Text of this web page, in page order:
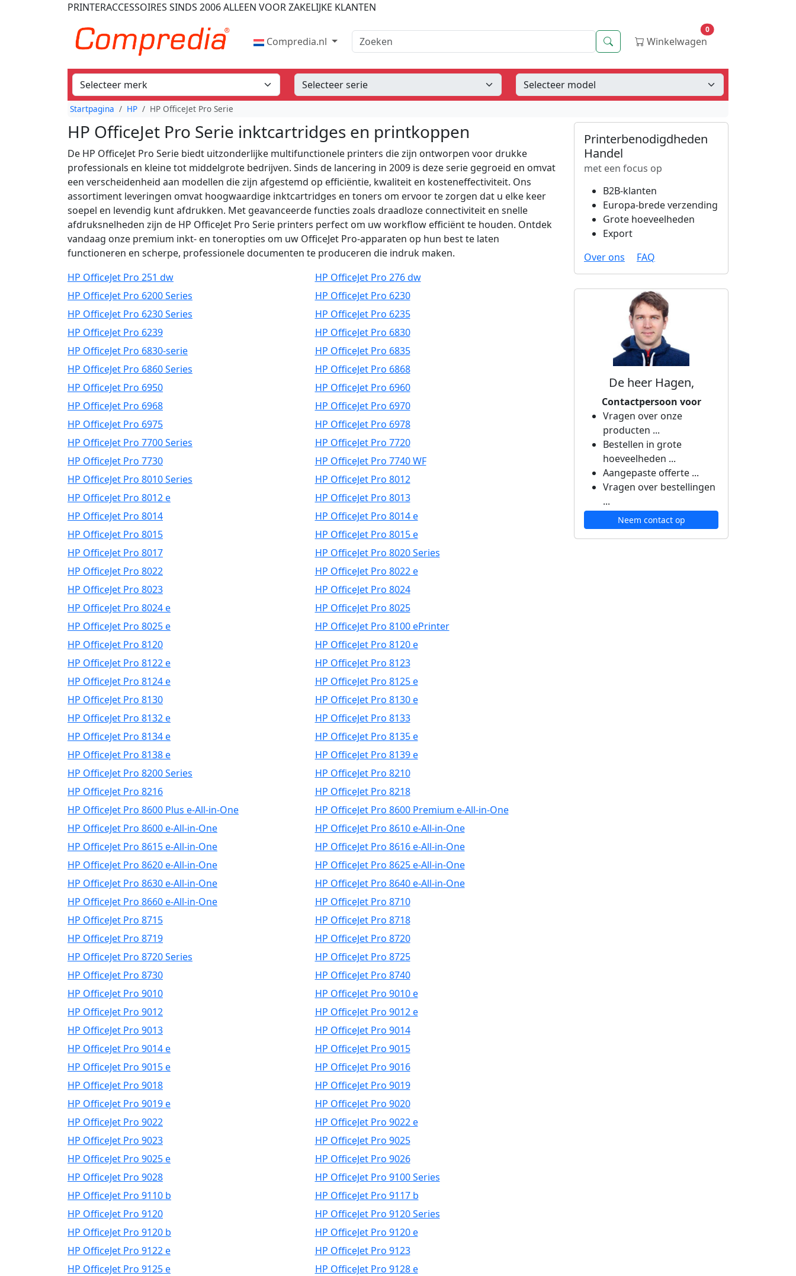
PRINTERACCESSOIRES SINDS 2006ALLEEN VOOR ZAKELIJKE KLANTEN
Compredia.nl Zoeken Zoeken Winkelwagen
0
Startpagina HP HP OfficeJet Pro Serie
HP OfficeJet Pro Serie inktcartridges en printkoppen
De HP OfficeJet Pro Serie biedt uitzonderlijke multifunctionele printers die zijn ontworpen voor drukke
professionals en kleine tot middelgrote bedrijven. Sinds de lancering in 2009 is deze serie gegroeid en omvat
een verscheidenheid aan modellen die zijn afgestemd op efficiëntie, kwaliteit en kosteneffectiviteit. Ons
assortiment leveringen omvat hoogwaardige inktcartridges en toners om ervoor te zorgen dat u elke keer
soepel en levendig kunt afdrukken. Met geavanceerde functies zoals draadloze connectiviteit en snelle
afdruksnelheden zijn de HP OfficeJet Pro Serie printers perfect om uw workflow efficiënt te houden. Ontdek
vandaag onze premium inkt- en toneropties om uw OfficeJet Pro-apparaten op hun best te laten
functioneren en scherpe, professionele documenten te produceren die indruk maken.
HP OfficeJet Pro 251 dw
HP OfficeJet Pro 276 dw
HP OfficeJet Pro 6200 Series
HP OfficeJet Pro 6230
HP OfficeJet Pro 6230 Series
HP OfficeJet Pro 6235
HP OfficeJet Pro 6239
HP OfficeJet Pro 6830
HP OfficeJet Pro 6830-serie
HP OfficeJet Pro 6835
HP OfficeJet Pro 6860 Series
HP OfficeJet Pro 6868
HP OfficeJet Pro 6950
HP OfficeJet Pro 6960
HP OfficeJet Pro 6968
HP OfficeJet Pro 6970
HP OfficeJet Pro 6975
HP OfficeJet Pro 6978
HP OfficeJet Pro 7700 Series
HP OfficeJet Pro 7720
HP OfficeJet Pro 7730
HP OfficeJet Pro 7740 WF
HP OfficeJet Pro 8010 Series
HP OfficeJet Pro 8012
HP OfficeJet Pro 8012 e
HP OfficeJet Pro 8013
HP OfficeJet Pro 8014
HP OfficeJet Pro 8014 e
HP OfficeJet Pro 8015
HP OfficeJet Pro 8015 e
HP OfficeJet Pro 8017
HP OfficeJet Pro 8020 Series
HP OfficeJet Pro 8022
HP OfficeJet Pro 8022 e
HP OfficeJet Pro 8023
HP OfficeJet Pro 8024
HP OfficeJet Pro 8024 e
HP OfficeJet Pro 8025
HP OfficeJet Pro 8025 e
HP OfficeJet Pro 8100 ePrinter
HP OfficeJet Pro 8120
HP OfficeJet Pro 8120 e
HP OfficeJet Pro 8122 e
HP OfficeJet Pro 8123
HP OfficeJet Pro 8124 e
HP OfficeJet Pro 8125 e
HP OfficeJet Pro 8130
HP OfficeJet Pro 8130 e
HP OfficeJet Pro 8132 e
HP OfficeJet Pro 8133
HP OfficeJet Pro 8134 e
HP OfficeJet Pro 8135 e
HP OfficeJet Pro 8138 e
HP OfficeJet Pro 8139 e
HP OfficeJet Pro 8200 Series
HP OfficeJet Pro 8210
HP OfficeJet Pro 8216
HP OfficeJet Pro 8218
HP OfficeJet Pro 8600 Plus e-All-in-One
HP OfficeJet Pro 8600 Premium e-All-in-One
HP OfficeJet Pro 8600 e-All-in-One
HP OfficeJet Pro 8610 e-All-in-One
HP OfficeJet Pro 8615 e-All-in-One
HP OfficeJet Pro 8616 e-All-in-One
HP OfficeJet Pro 8620 e-All-in-One
HP OfficeJet Pro 8625 e-All-in-One
HP OfficeJet Pro 8630 e-All-in-One
HP OfficeJet Pro 8640 e-All-in-One
HP OfficeJet Pro 8660 e-All-in-One
HP OfficeJet Pro 8710
HP OfficeJet Pro 8715
HP OfficeJet Pro 8718
HP OfficeJet Pro 8719
HP OfficeJet Pro 8720
HP OfficeJet Pro 8720 Series
HP OfficeJet Pro 8725
HP OfficeJet Pro 8730
HP OfficeJet Pro 8740
HP OfficeJet Pro 9010
HP OfficeJet Pro 9010 e
HP OfficeJet Pro 9012
HP OfficeJet Pro 9012 e
HP OfficeJet Pro 9013
HP OfficeJet Pro 9014
HP OfficeJet Pro 9014 e
HP OfficeJet Pro 9015
HP OfficeJet Pro 9015 e
HP OfficeJet Pro 9016
HP OfficeJet Pro 9018
HP OfficeJet Pro 9019
HP OfficeJet Pro 9019 e
HP OfficeJet Pro 9020
HP OfficeJet Pro 9022
HP OfficeJet Pro 9022 e
HP OfficeJet Pro 9023
HP OfficeJet Pro 9025
HP OfficeJet Pro 9025 e
HP OfficeJet Pro 9026
HP OfficeJet Pro 9028
HP OfficeJet Pro 9100 Series
HP OfficeJet Pro 9110 b
HP OfficeJet Pro 9117 b
HP OfficeJet Pro 9120
HP OfficeJet Pro 9120 Series
HP OfficeJet Pro 9120 b
HP OfficeJet Pro 9120 e
HP OfficeJet Pro 9122 e
HP OfficeJet Pro 9123
HP OfficeJet Pro 9125 e
HP OfficeJet Pro 9128 e
Printerbenodigdheden
Handel
met een focus op
B2B-klanten
Europa-brede verzending
Grote hoeveelheden
Export
Over ons
FAQ
De heer Hagen,
Contactpersoon voor
Vragen over onze
producten ...
Bestellen in grote
hoeveelheden ...
Aangepaste offerte ...
Vragen over bestellingen
...
Neem contact op